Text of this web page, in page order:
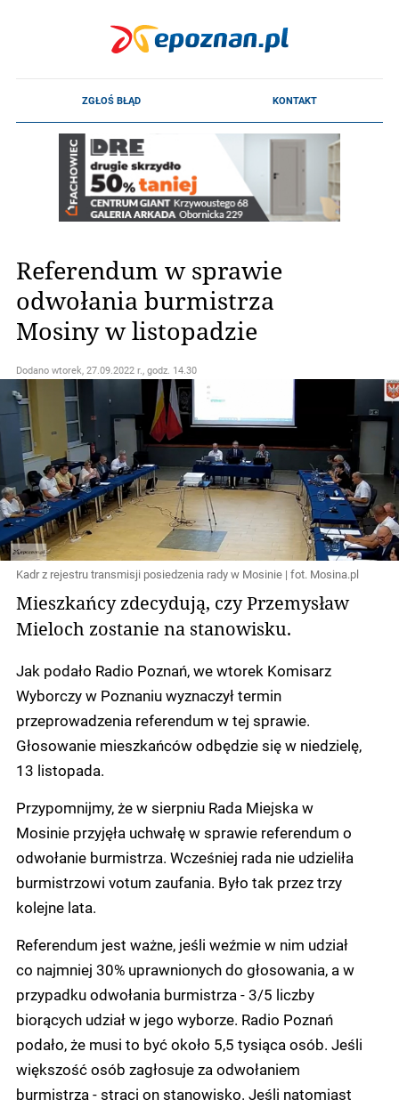
Referendum w sprawie
odwołania burmistrza
Mosiny w listopadzie
Dodano wtorek, 27.09.2022 r., godz. 14.30
Kadr z rejestru transmisji posiedzenia rady w Mosinie | fot. Mosina.pl
Mieszkańcy zdecydują, czy Przemysław
Mieloch zostanie na stanowisku.
Jak podało Radio Poznań, we wtorek Komisarz
Wyborczy w Poznaniu wyznaczył termin
przeprowadzenia referendum w tej sprawie.
Głosowanie mieszkańców odbędzie się w niedzielę,
13 listopada.
Przypomnijmy, że w sierpniu Rada Miejska w
Mosinie przyjęła uchwałę w sprawie referendum o
odwołanie burmistrza. Wcześniej rada nie udzieliła
burmistrzowi votum zaufania. Było tak przez trzy
kolejne lata.
Referendum jest ważne, jeśli weźmie w nim udział
co najmniej 30% uprawnionych do głosowania, a w
przypadku odwołania burmistrza - 3/5 liczby
biorących udział w jego wyborze. Radio Poznań
podało, że musi to być około 5,5 tysiąca osób. Jeśli
większość osób zagłosuje za odwołaniem
burmistrza - straci on stanowisko. Jeśli natomiast